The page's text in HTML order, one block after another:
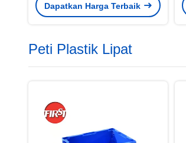
Dapatkan Harga Terbaik
Peti Plastik Lipat